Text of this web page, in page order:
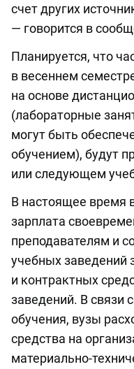
счет других
— говорится в
Планируется, что
в весеннем
на основе
(лабораторные
могут быть
обучением), будут
или следующем
В настоящее время
зарплата
преподавателям и
учебных заведений
и контрактных
заведений. В связи
обучения, вузы
средства на
материально-